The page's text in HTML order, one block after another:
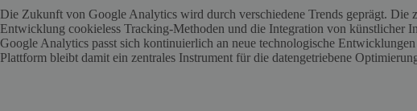
Die Zukunft von Google Analytics wird durch verschiedene Trends geprägt. Die
Entwicklung cookieless Tracking-Methoden und die Integration von künstlicher
Google Analytics passt sich kontinuierlich an neue technologische
Plattform bleibt damit ein zentrales Instrument für die datengetriebene